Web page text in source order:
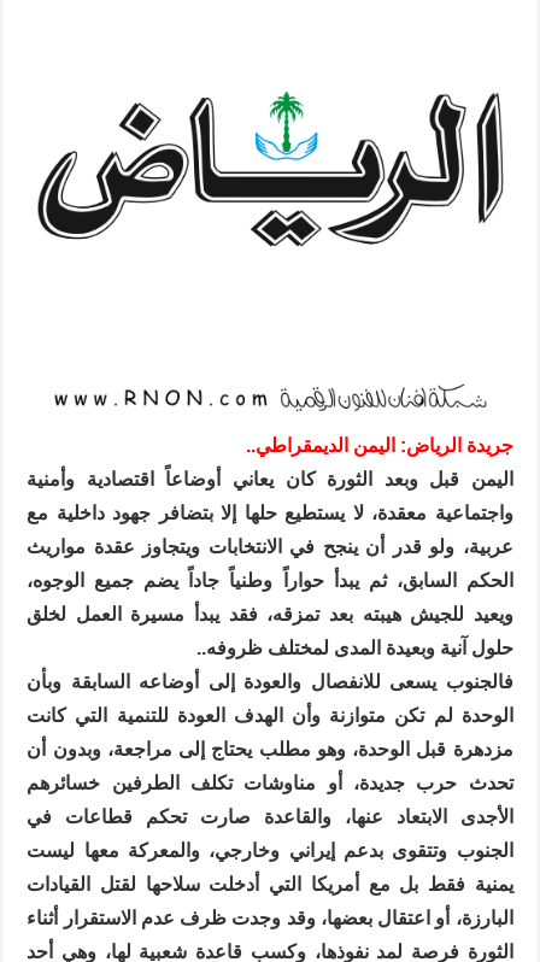
جريدة الرياض: اليمن الديمقراطي..
اليمن قبل وبعد الثورة كان يعاني أوضاعاً اقتصادية وأمنية
واجتماعية معقدة، لا يستطيع حلها إلا بتضافر جهود داخلية مع
عربية، ولو قدر أن ينجح في الانتخابات ويتجاوز عقدة مواريث
الحكم السابق، ثم يبدأ حواراً وطنياً جاداً يضم جميع الوجوه،
ويعيد للجيش هيبته بعد تمزقه، فقد يبدأ مسيرة العمل لخلق
حلول آنية وبعيدة المدى لمختلف ظروفه..
فالجنوب يسعى للانفصال والعودة إلى أوضاعه السابقة وبأن
الوحدة لم تكن متوازنة وأن الهدف العودة للتنمية التي كانت
مزدهرة قبل الوحدة، وهو مطلب يحتاج إلى مراجعة، وبدون أن
تحدث حرب جديدة، أو مناوشات تكلف الطرفين خسائرهم
الأجدى الابتعاد عنها، والقاعدة صارت تحكم قطاعات في
الجنوب وتتقوى بدعم إيراني وخارجي، والمعركة معها ليست
يمنية فقط بل مع أمريكا التي أدخلت سلاحها لقتل القيادات
البارزة، أو اعتقال بعضها، وقد وجدت ظرف عدم الاستقرار أثناء
الثورة فرصة لمد نفوذها، وكسب قاعدة شعبية لها، وهي أحد